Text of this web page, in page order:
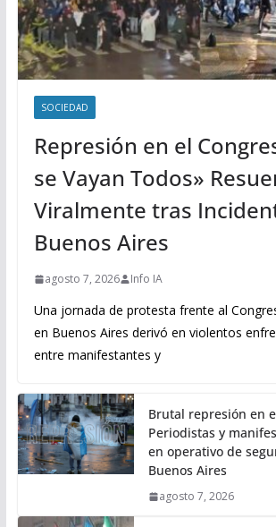
SOCIEDAD
Represión en el
se Vayan Todos»
Viralmente tras
Buenos Aires
agosto 7, 2026 Info IA
Una jornada de protesta frente al
en Buenos Aires derivó en violentos
entre manifestantes y
Brutal represión en
Periodistas y
en operativo de
Buenos Aires
agosto 7, 2026